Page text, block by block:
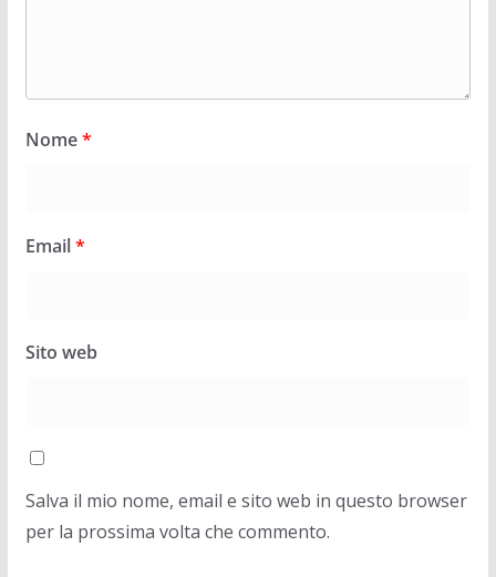
Nome*
Email*
Sito web
Salva il mio nome, email e sito web in questo browser
per la prossima volta che commento.